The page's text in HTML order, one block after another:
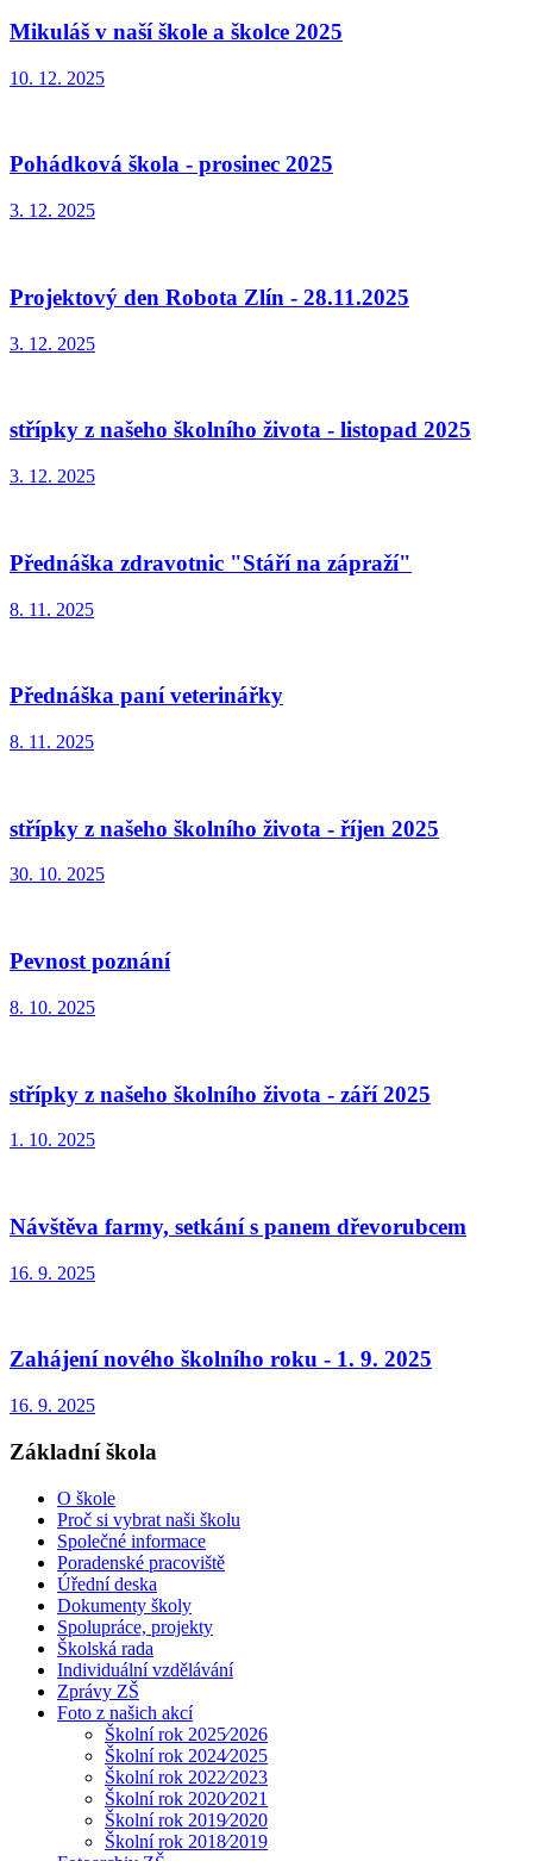
Mikuláš v naší škole a školce 2025
10. 12. 2025
Pohádková škola - prosinec 2025
3. 12. 2025
Projektový den Robota Zlín - 28.11.2025
3. 12. 2025
střípky z našeho školního života - listopad 2025
3. 12. 2025
Přednáška zdravotnic "Stáří na zápraží"
8. 11. 2025
Přednáška paní veterinářky
8. 11. 2025
střípky z našeho školního života - říjen 2025
30. 10. 2025
Pevnost poznání
8. 10. 2025
střípky z našeho školního života - září 2025
1. 10. 2025
Návštěva farmy, setkání s panem dřevorubcem
16. 9. 2025
Zahájení nového školního roku - 1. 9. 2025
16. 9. 2025
Základní škola
O škole
Proč si vybrat naši školu
Společné informace
Poradenské pracoviště
Úřední deska
Dokumenty školy
Spolupráce, projekty
Školská rada
Individuální vzdělávání
Zprávy ZŠ
Foto z našich akcí
Školní rok 2025⁄2026
Školní rok 2024⁄2025
Školní rok 2022⁄2023
Školní rok 2020⁄2021
Školní rok 2019⁄2020
Školní rok 2018⁄2019